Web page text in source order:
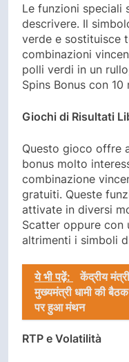
Le funzioni speciali
descrivere. Il
verde e sostituisce
combinazioni
polli verdi in un
Spins Bonus con
Giochi di Risultati
Questo gioco offre
bonus molto
combinazione
gratuiti. Queste
attivate in diversi
Scatter oppure con
altrimenti i simboli
ये भी पढ़ें:
केंद्रीय
मुख्यमंत्री धामी की
पर हुआ मंथन
RTP e Volatilità